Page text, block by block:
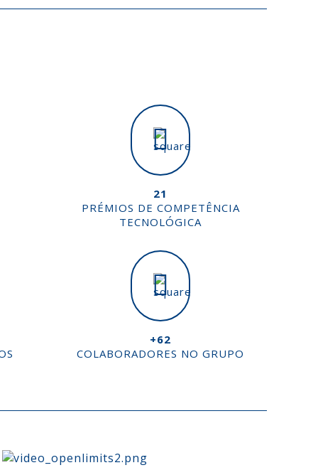
21
PRÉMIOS DE COMPETÊNCIA
TECNOLÓGICA
+62
COLABORADORES NO GRUPO